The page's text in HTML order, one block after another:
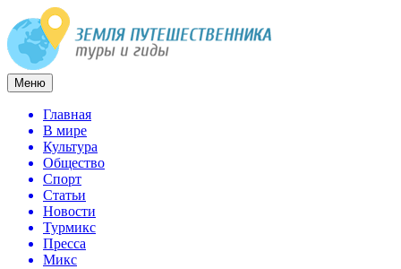
Меню
Главная
В мире
Культура
Общество
Спорт
Статьи
Новости
Турмикс
Пресса
Микс